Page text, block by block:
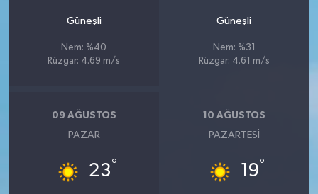
Güneşli
Nem: %40
Rüzgar: 4.69 m/s
Güneşli
Nem: %31
Rüzgar: 4.61 m/s
09 AĞUSTOS
PAZAR
23°
10 AĞUSTOS
PAZARTESI
19°